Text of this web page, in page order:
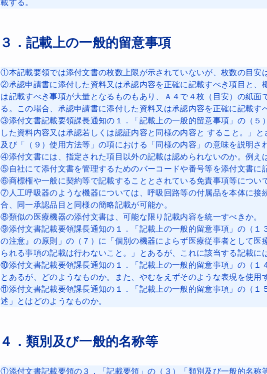
載する。
３．記載上の一般的留意事項
①本記載要領では添付文書の枚数上限が示されていないが、枚数の目安
②承認申請書に添付した資料又は承認内容を正確に記載すべき項目と、
は記載すべき事項が大量となるものもあり、Ａ４で４枚（目安）の紙
る。この場合、承認申請書に添付した資料又は承認内容を正確に記載す
③添付文書記載要領課長通知の１．「記載上の一般的留意事項」の（５
した資料内容又は承認若しくは認証内容と同様の内容と すること。」
及び「（９）使用方法等」の項における「同様の内容」の意味を説明さ
④添付文書には、指定された項目以外の記載は認められないのか。例え
⑤自社にて添付文書を管理するためのバーコードや番号等を添付文書に
⑥商標権や一般に契約等で記載することとされている免責事項等につい
⑦人工呼吸器のような機器については、呼吸回路等の付属品を本体に接
合、同一承認品目と同様の簡略記載が可能か。
⑧類似の医療機器の添付文書は、可能な限り記載内容を統一すべきか。
⑨添付文書記載要領課長通知の１．「記載上の一般的留意事項」の（１
の注意』の原則」の（７）に「個別の機器によらず医療従事者として医
られる事項の記載は行わないこと。」とあるが、これに該当する記載に
⑩添付文書記載要領課長通知の１．「記載上の一般的留意事項」の（１
とあるが、どのようなものか。また、やむをえずそのような表現を使用
⑪添付文書記載要領課長通知の１．「記載上の一般的留意事項」の（１
述」とはどのようなものか。
４．類別及び一般的名称等
①添付文書記載要領の３．「記載要領」の（３）「類別及び一般的名称